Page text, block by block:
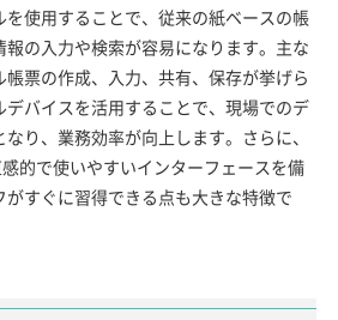
使用することで、従来の紙ベースの帳
の入力や検索が容易になります。主な
票の作成、入力、共有、保存が挙げら
バイスを活用することで、現場でのデ
り、業務効率が向上します。さらに、
的で使いやすいインターフェースを備
がすぐに習得できる点も大きな特徴で